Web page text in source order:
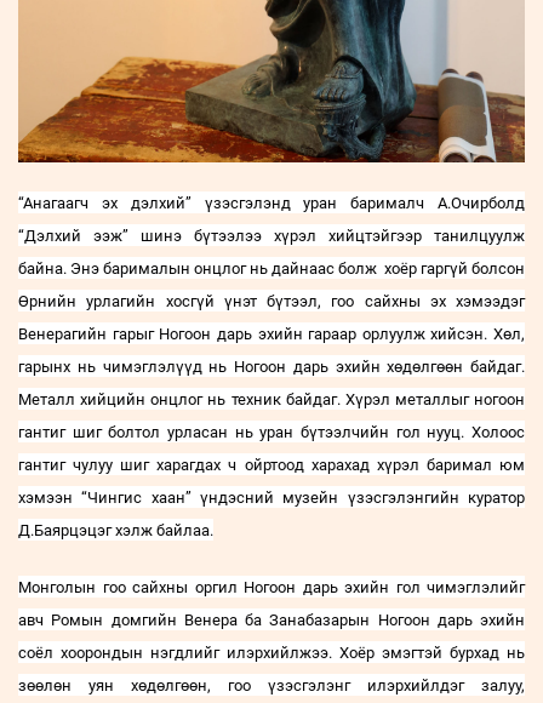
“Анагаагч эх дэлхий”үзэсгэлэндуран барималчА.Очирболд
“Дэлхий ээж” шинэ бүтээлээ хүрэл хийцтэйгээр танилцуулж
байна. Энэ барималын онцлог нь дайнаас болж хоёр гаргүй болсон
Өрнийн урлагийн хосгүй үнэт бүтээл, гоо сайхны эх хэмээдэг
Венерагийн гарыг Ногоон дарь эхийн гараар орлуулж хийсэн. Хөл,
гарынх нь чимэглэлүүд нь Ногоон дарь эхийн хөдөлгөөн байдаг.
Металл хийцийн онцлог нь техник байдаг. Хүрэл металлыг ногоон
гантиг шиг болтол урласан нь уран бүтээлчийн гол нууц. Холоос
гантиг чулуу шиг харагдах ч ойртоод харахад хүрэл баримал юм
хэмээн “Чингис хаан” үндэсний музейн үзэсгэлэнгийн куратор
Д.Баярцэцэг хэлж байлаа.
Монголын гоо сайхны оргил Ногоон дарь эхийн гол чимэглэлийг
авч Ромын домгийн Венера ба Занабазарын Ногоон дарь эхийн
соёл хоорондын нэгдлийгилэрхийлжээ. Хоёр эмэгтэй бурхад нь
зөөлөн уян хөдөлгөөн, гоо үзэсгэлэнг илэрхийлдэг залуу,